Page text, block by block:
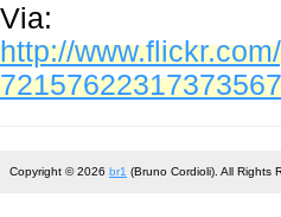
Via:
http://
Copyright © 2026 br1 (Bruno Cordioli). All Rights